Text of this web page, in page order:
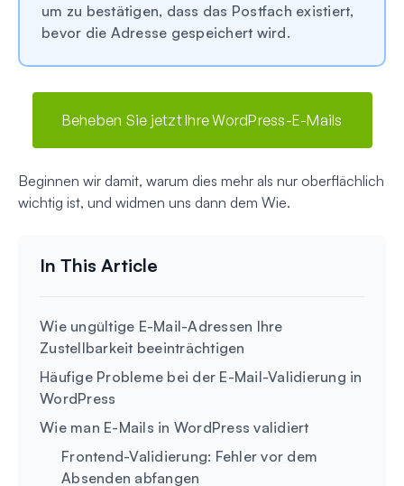
um zu bestätigen, dass das Postfach existiert,
bevor die Adresse gespeichert wird.
Beheben Sie jetzt Ihre WordPress-E-Mails
Beginnen wir damit, warum dies mehr als nur oberflächlich
wichtig ist, und widmen uns dann dem Wie.
Wie ungültige E-Mail-Adressen Ihre
Zustellbarkeit beeinträchtigen
Häufige Probleme bei der E-Mail-Validierung in
WordPress
Wie man E-Mails in WordPress validiert
Frontend-Validierung: Fehler vor dem
Absenden abfangen